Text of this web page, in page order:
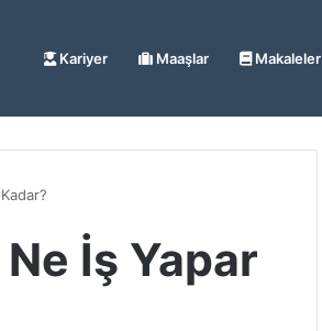
Kariyer Maaşlar Makaleler
İş Yapar